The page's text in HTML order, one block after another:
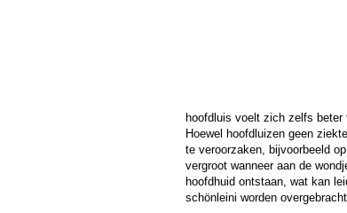
hoofdluis voelt zich zelfs
Hoewel hoofdluizen geen
te veroorzaken, bijvoorbeeld
vergroot wanneer aan de
hoofdhuid ontstaan, wat kan
schönleini worden